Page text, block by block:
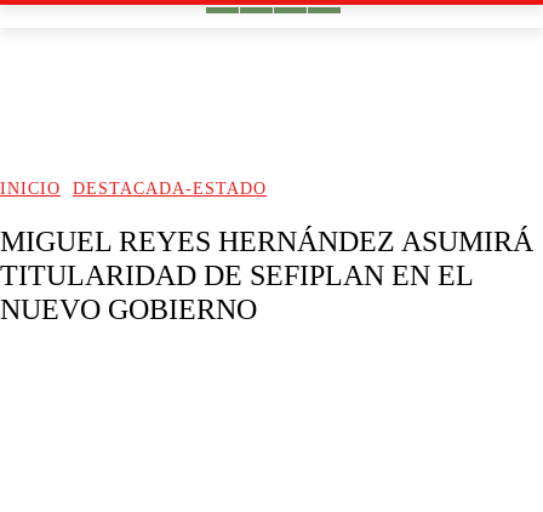
INICIO DESTACADA-ESTADO
MIGUEL REYES HERNÁNDEZ ASUMIRÁ
TITULARIDAD DE SEFIPLAN EN EL
NUEVO GOBIERNO